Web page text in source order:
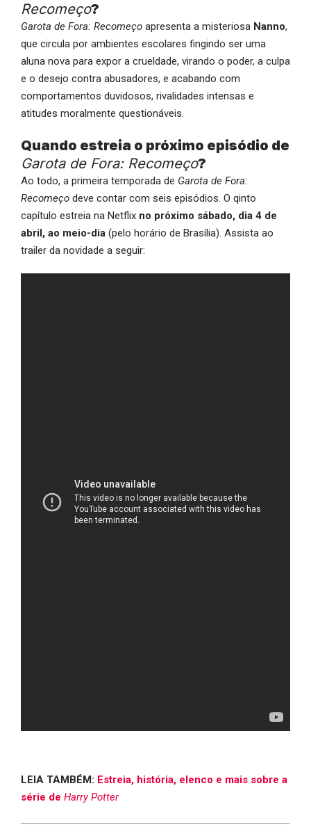
Recomeço?
Garota de Fora: Recomeço apresenta a misteriosa Nanno,
que circula por ambientes escolares fingindo ser uma
aluna nova para expor a crueldade, virando o poder, a culpa
e o desejo contra abusadores, e acabando com
comportamentos duvidosos, rivalidades intensas e
atitudes moralmente questionáveis.
Quando estreia o próximo episódio de
Garota de Fora: Recomeço?
Ao todo, a primeira temporada de Garota de Fora:
Recomeço deve contar com seis episódios. O qinto
capítulo estreia na Netflix no próximo sábado, dia 4 de
abril, ao meio-dia (pelo horário de Brasília). Assista ao
trailer da novidade a seguir:
LEIA TAMBÉM: Estreia, história, elenco e mais sobre a
série de Harry Potter